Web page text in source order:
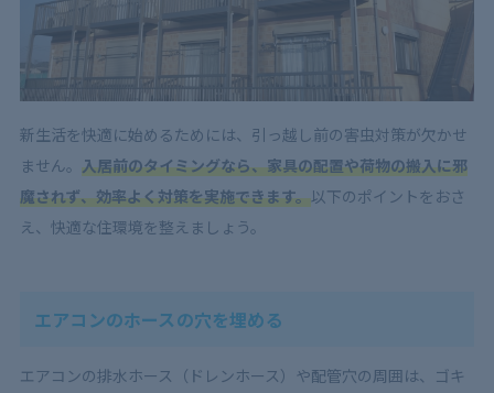
新生活を快適に始めるためには、引っ越し前の害虫対策が欠かせ
ません。 入居前のタイミングなら、家具の配置や荷物の搬入に邪
魔されず、効率よく対策を実施できます。以下のポイントをおさ
え、快適な住環境を整えましょう。
エアコンのホースの穴を埋める
エアコンの排水ホース（ドレンホース）や配管穴の周囲は、ゴキ